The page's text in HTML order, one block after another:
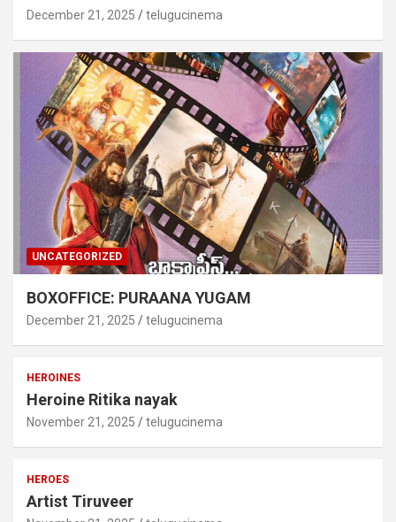
December 21, 2025 telugucinema
UNCATEGORIZED
BOXOFFICE: PURAANA YUGAM
December 21, 2025 telugucinema
HEROINES
Heroine Ritika nayak
November 21, 2025 telugucinema
HEROES
Artist Tiruveer